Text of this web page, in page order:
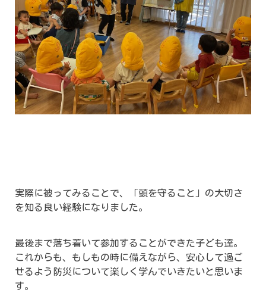
実際に被ってみることで、「頭を守ること」の大切さ
を知る良い経験になりました。
最後まで落ち着いて参加することができた子ども達。
これからも、もしもの時に備えながら、安心して過ご
せるよう防災について楽しく学んでいきたいと思いま
す。